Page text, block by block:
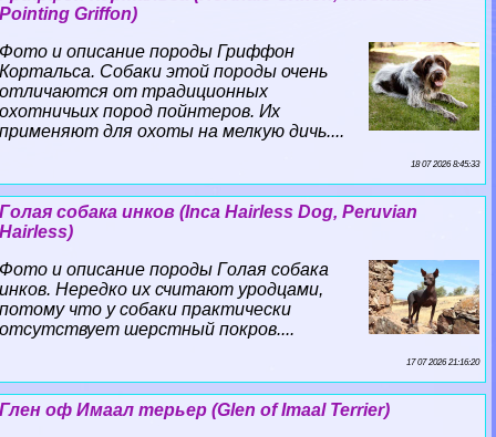
Pointing Griffon)
Фото и описание породы Гриффон
Кортальса. Собаки этой породы очень
отличаются от традиционных
охотничьих пород пойнтеров. Их
применяют для охоты на мелкую дичь....
18 07 2026 8:45:33
Гoлая собака инков (Inca Hairless Dog, Peruvian
Hairless)
Фото и описание породы Гoлая собака
инков. Нередко их считают уpoдцами,
потому что у собаки пpaктически
отсутствует шерстный покров....
17 07 2026 21:16:20
Глен оф Имаал терьер (Glen of Imaal Terrier)